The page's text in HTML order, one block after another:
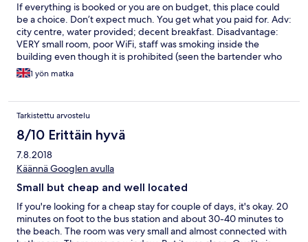
If everything is booked or you are on budget, this place could
be a choice. Don’t expect much. You get what you paid for. Adv:
city centre, water provided; decent breakfast. Disadvantage:
VERY small room, poor WiFi, staff was smoking inside the
building even though it is prohibited (seen the bartender who
was smoking on the 3rd floor).
1 yön matka
Tarkistettu arvostelu
8/10 Erittäin hyvä
7.8.2018
Käännä Googlen avulla
Small but cheap and well located
If you're looking for a cheap stay for couple of days, it's okay. 20
minutes on foot to the bus station and about 30-40 minutes to
the beach. The room was very small and almost connected with